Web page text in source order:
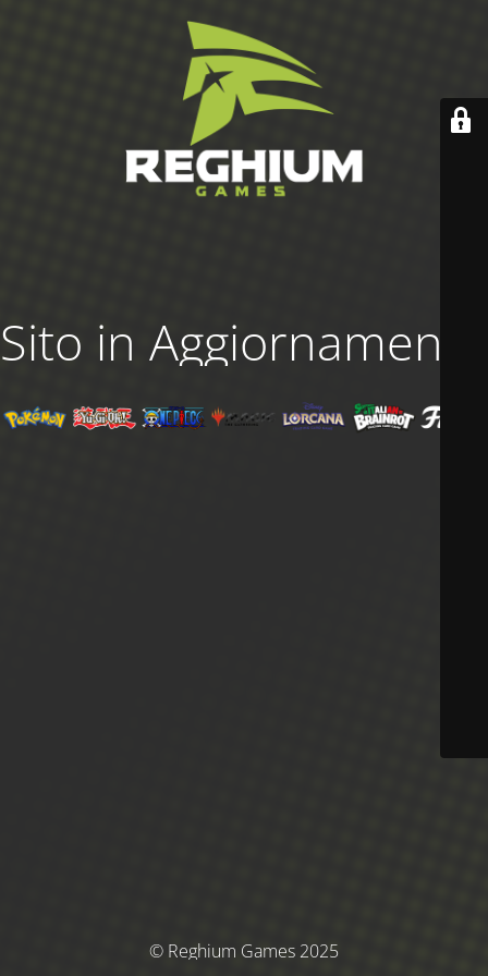
Sito in Aggiornamento
© Reghium Games 2025